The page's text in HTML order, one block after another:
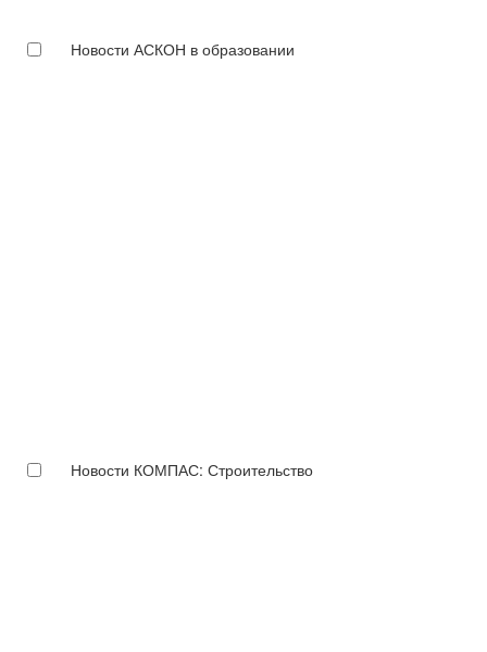
Новости АСКОН в образовании
Новости КОМПАС: Строительство